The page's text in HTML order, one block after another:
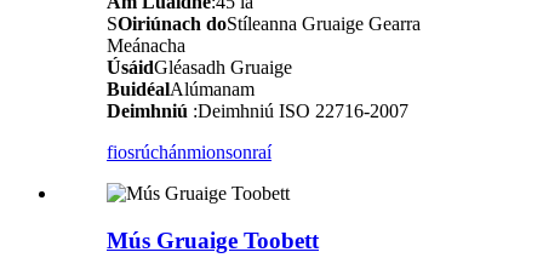
SOiriúnach doStíleanna Gruaige Gearra
Meánacha
ÚsáidGléasadh Gruaige
BuidéalAlúmanam
Deimhniú :Deimhniú ISO 22716-2007
fiosrúchánmionsonraí
Mús Gruaige Toobett